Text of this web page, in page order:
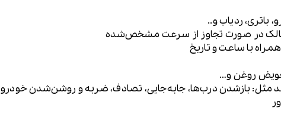
ردیاب و..
در صورت تجاوز از سرعت مشخص‌شده
با ساعت و تاریخ
روغن و…
مثل: بازشدن درب‌ها، جابه‌جایی، تصادف، ضربه و روشن‌شدن خودرو